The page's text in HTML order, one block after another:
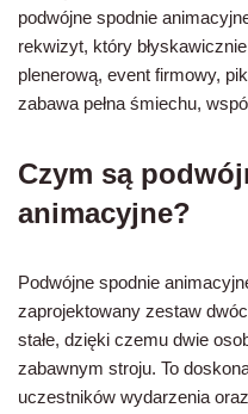
podwójne spodnie
rekwizyt, który
plenerową, event firmowy,
zabawa pełna śmiechu,
Czym są
animacyjne?
Podwójne spodnie
zaprojektowany zestaw
stałe, dzięki czemu dwie
zabawnym stroju. To
uczestników wydarzenia